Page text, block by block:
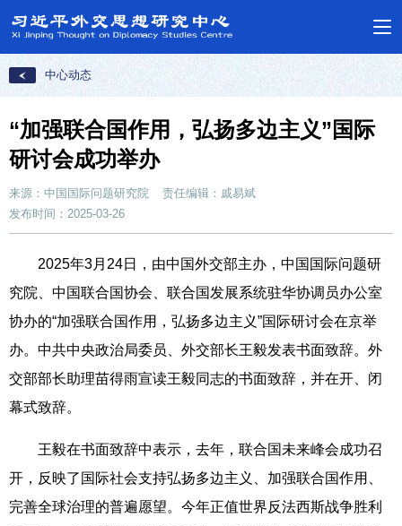
首页 中心动态
“加强联合国作用，弘扬多边主义”国际
研讨会成功举办
来源：中国国际问题研究院
责任编辑：戚易斌
发布时间：2025-03-26
2025年3月24日，由中国外交部主办，中国国际问题研
究院、中国联合国协会、联合国发展系统驻华协调员办公室
协办的“加强联合国作用，弘扬多边主义”国际研讨会在京举
办。中共中央政治局委员、外交部长王毅发表书面致辞。外
交部部长助理苗得雨宣读王毅同志的书面致辞，并在开、闭
幕式致辞。
王毅在书面致辞中表示，去年，联合国未来峰会成功召
开，反映了国际社会支持弘扬多边主义、加强联合国作用、
完善全球治理的普遍愿望。今年正值世界反法西斯战争胜利